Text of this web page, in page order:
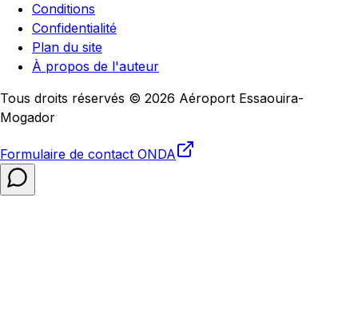
Conditions
Confidentialité
Plan du site
À propos de l'auteur
Tous droits réservés © 2026 Aéroport Essaouira-
Mogador
Formulaire de contact ONDA